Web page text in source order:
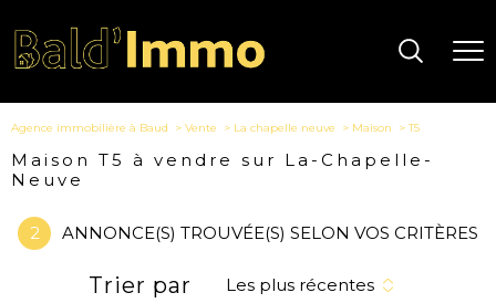
Agence immobilière à Baud Vente La chapelle neuve Maison T5
Maison T5 à vendre sur La-Chapelle-
Neuve
2 ANNONCE(S) TROUVÉE(S) SELON VOS CRITÈRES
Trier par Les plus récentes